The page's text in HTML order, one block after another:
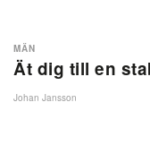
Ät dig till en
MÄN
Johan Jansson